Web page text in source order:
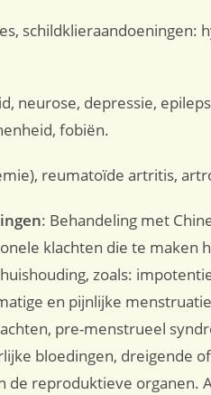
schildklieraandoeningen:
neurose, depressie,
fobiën.
reumatoïde artritis,
: Behandeling met
klachten die te maken
zoals:
en pijnlijke
pre-menstrueel
bloedingen, dreigende
de reproduktieve organen.